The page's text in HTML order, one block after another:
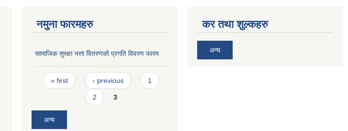
नमुना फारमहरु
सामाजिक सुरक्षा भत्ता वितरणको प्रगति विवरण फारम
Pages
« first ‹ previous 1
2 3
अन्य
कर तथा शुल्कहरु
अन्य